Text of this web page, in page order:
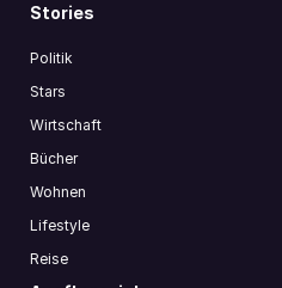
Rathausstraße 1
SPITZENFABRIK ST. PÖLTEN
Spitzenfabrikstrasse 2
office@spitzenfabrik.at
https://www.spitzenfabrik.at/